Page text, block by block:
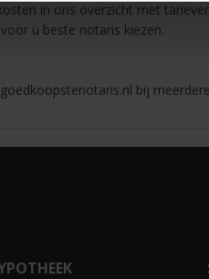
in ons overzicht met
u beste notaris kiezen.
bij